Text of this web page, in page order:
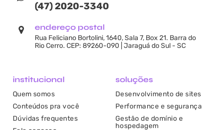
(47) 2020-3340
endereço postal
Rua Feliciano Bortolini, 1640, Sala 7, Box 21. Barra do
Rio Cerro. CEP: 89260-090 | Jaraguá do Sul - SC
institucional
Quem somos
Conteúdos pra você
Dúvidas frequentes
soluções
Desenvolvimento de sites
Performance e segurança
Gestão de domínio e
hospedagem